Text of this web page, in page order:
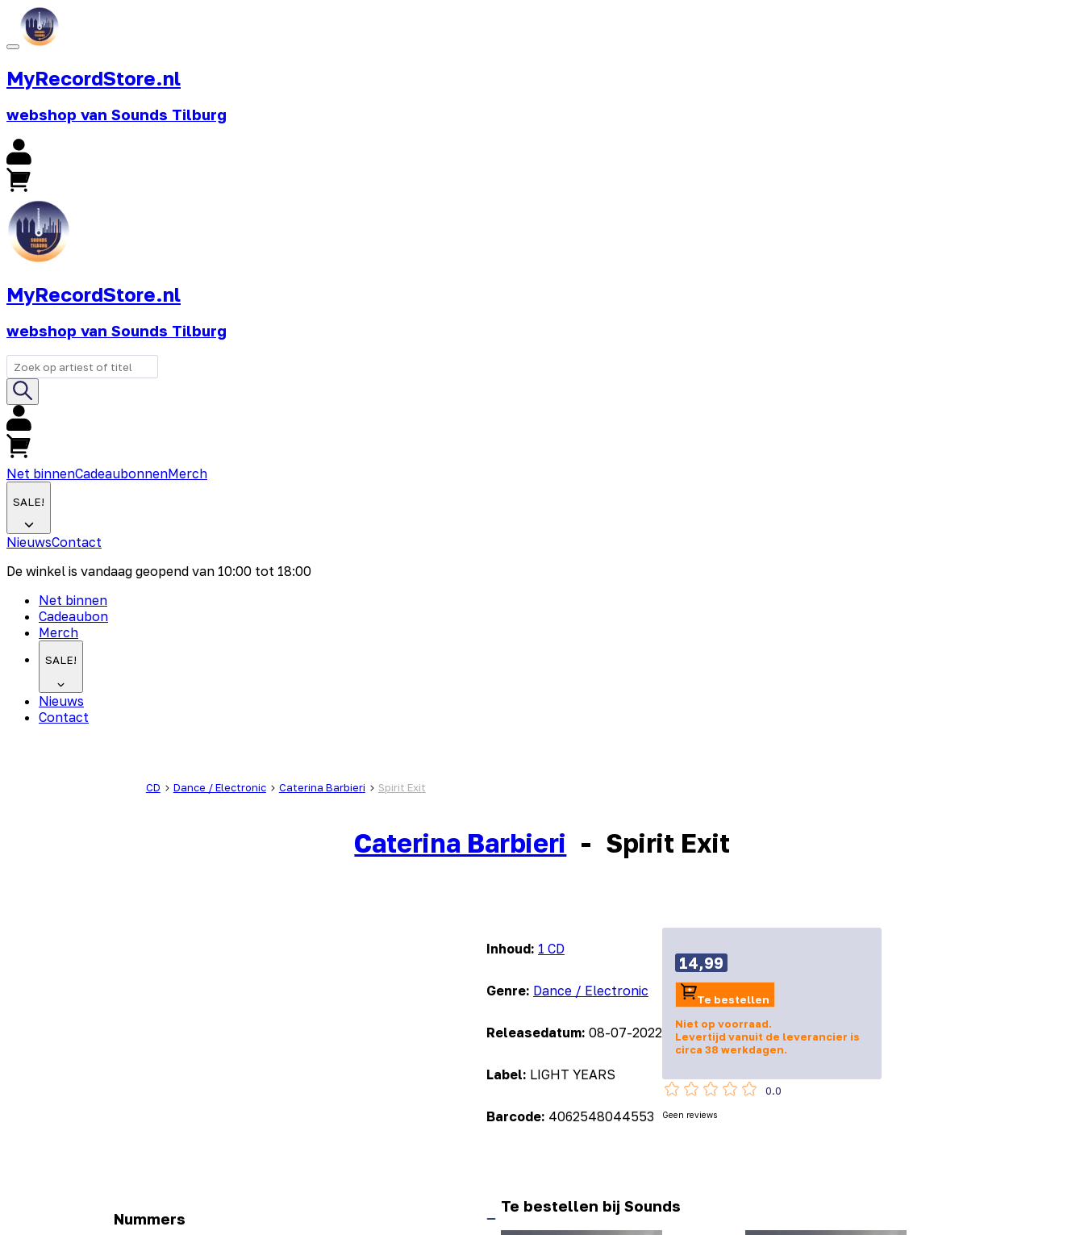
MyRecordStore.nl
webshop van Sounds Tilburg
MyRecordStore.nl
webshop van Sounds Tilburg
Net binnenCadeaubonnenMerch
SALE!
NieuwsContact
De winkel is vandaag geopend van 10:00 tot 18:00
Net binnen
Cadeaubon
Merch
SALE!
Nieuws
Contact
CD Dance / Electronic Caterina Barbieri Spirit Exit
Caterina Barbieri - Spirit Exit
Inhoud: 1 CD
Genre: Dance / Electronic
Releasedatum: 08-07-2022
Label: LIGHT YEARS
Barcode: 4062548044553
14,99
Te bestellen
Niet op voorraad.
Levertijd vanuit de leverancier is
circa 38 werkdagen.
0.0
Geen reviews
Nummers
Te bestellen bij Sounds